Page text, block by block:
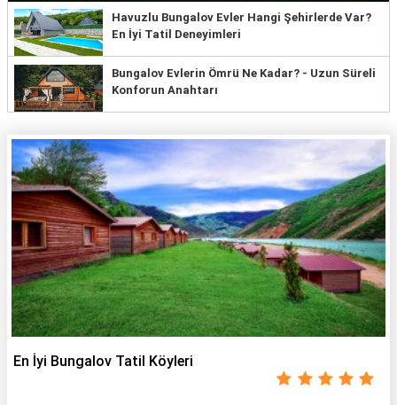
Havuzlu Bungalov Evler Hangi Şehirlerde Var?
En İyi Tatil Deneyimleri
Bungalov Evlerin Ömrü Ne Kadar? - Uzun Süreli
Konforun Anahtarı
En İyi Bungalov Tatil Köyleri